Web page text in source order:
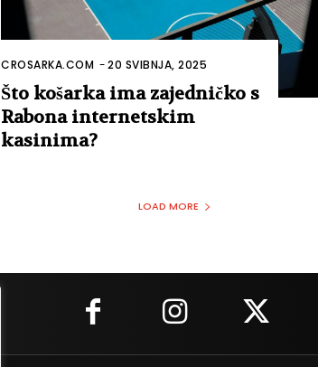
CROSARKA.COM -20 SVIBNJA, 2025
Što košarka ima zajedničko s
Rabona internetskim
kasinima?
LOAD MORE